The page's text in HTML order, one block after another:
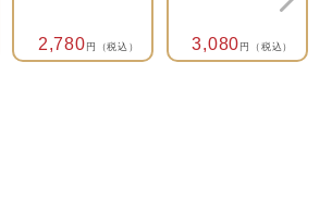
2,780 円（税込） 3,080 円（税込）